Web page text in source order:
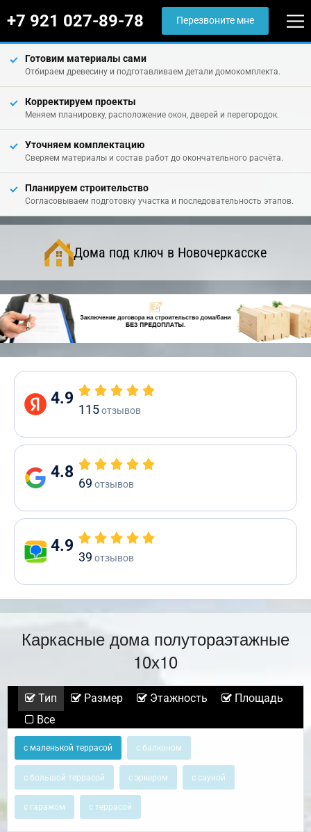
+7 921 027-89-78 Перезвоните мне
Готовим материалы сами
Отбираем древесину и подготавливаем детали домокомплекта.
Корректируем проекты
Меняем планировку, расположение окон, дверей и перегородок.
Уточняем комплектацию
Сверяем материалы и состав работ до окончательного расчёта.
Планируем строительство
Согласовываем подготовку участка и последовательность этапов.
Дома под ключ в Новочеркасске
4.9
115отзывов
4.8
69 отзывов
4.9
39 отзывов
Каркасные дома полутораэтажные
10х10
Тип Размер Этажность
Площадь
Все
с маленькой террасой с балконом
с большой террасой с эркером с сауной
с гаражом с террасой